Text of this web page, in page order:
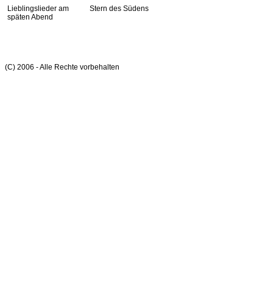
Lieblingslieder am
späten Abend
Stern des Südens
(C) 2006 - Alle Rechte vorbehalten